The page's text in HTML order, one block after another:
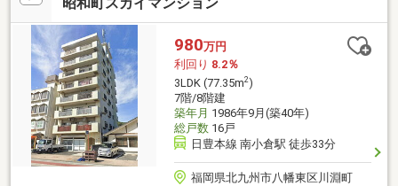
980万円
利回り 8.2％
3LDK (77.35m2)
7階/8階建
築年月 1986年9月(築40年)
総戸数16戸
日豊本線 南小倉駅 徒歩33分
福岡県北九州市八幡東区川淵町